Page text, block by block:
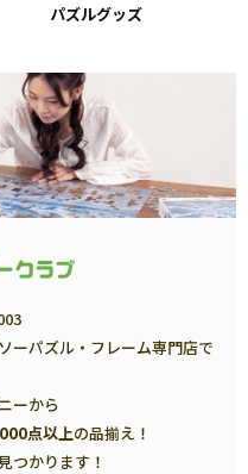
パズルグッズ
ーパズル・フレーム専門店で
ーから
点以上の品揃え！
つかります！